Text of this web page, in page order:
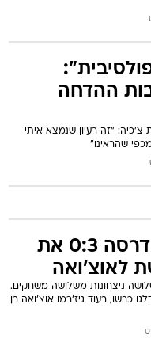
תרמו
התפטר אחרי
את דרכו בנבחרת צ'כיה לאחר הכישלון
ההדחה
בן ה-30 של נבחרת צ'כיה: "זה רעיון שנמצא איתי
שהראינו"